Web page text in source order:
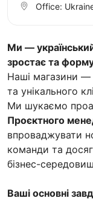
Ми —
зростає та
Наші магазини —
та унікального
Ми шукаємо
Проєктного
впроваджувати
команди та
бізнес-
Ваші основні
Office: